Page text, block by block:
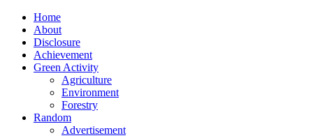
Home
About
Disclosure
Achievement
Green Activity
Agriculture
Environment
Forestry
Random
Advertisement